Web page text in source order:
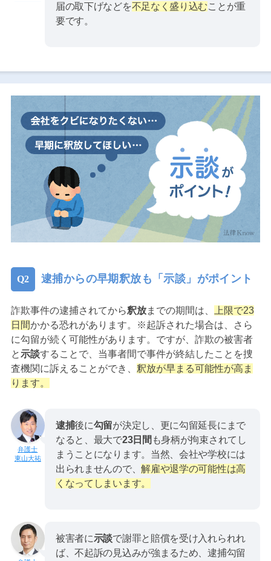
届の取下げなどを不足なく盛り込むことが重
要です。
逮捕からの早期釈放も「示談」がポイント
詐欺事件の逮捕されてから釈放までの期間は、
上限で23
日間かかる恐れがあります。※起訴された場合は、さら
に勾留が続く可能性があります。ですが、詐欺の被害者
と示談することで、当事者間で事件が終結したことを捜
査機関に訴えることができ、 釈放が早まる可能性が高ま
ります。
東山大祐
逮捕後に勾留が決定し、更に勾留延長にまで
なると、最大で23日間 も身柄が拘束されてし
まうことになります。当然、会社や学校には
出られませんので、解雇や退学の可能性は高
くなってしまいます。
被害者に示談で謝罪と賠償を受け入れられれ
ば、不起訴の見込みが強まるため、逮捕勾留